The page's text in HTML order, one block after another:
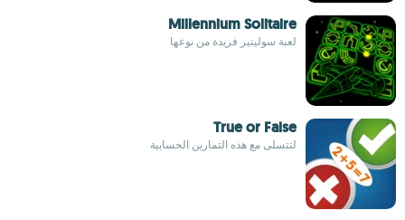
Millennium Solitaire
لعبة سوليتير فريدة من نوعها
True or False
لتتسلى مع هذه التمارين الحسابية